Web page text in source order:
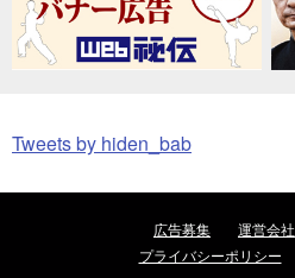
Tweets by hiden_bab
広告募集 運営会社
プライバシーポリシー